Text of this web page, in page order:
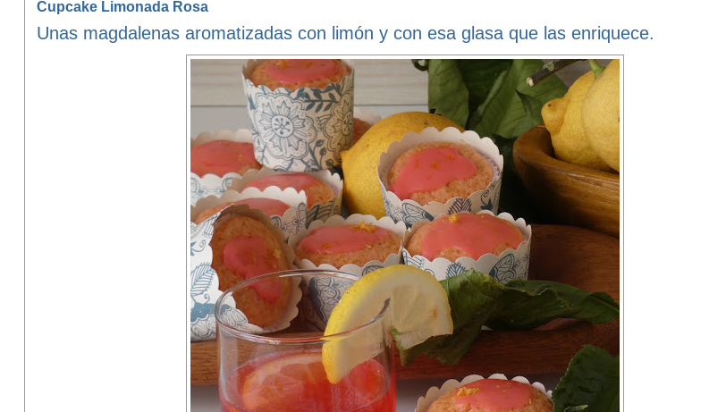
Cupcake Limonada Rosa
Unas magdalenas aromatizadas con limón y con esa glasa que las enriquece.